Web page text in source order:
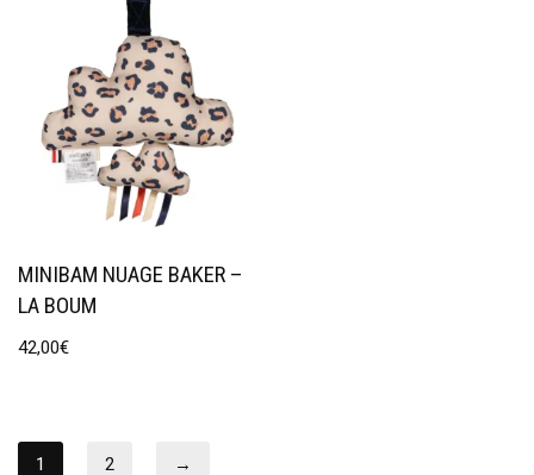
MINIBAM NUAGE BAKER –
LA BOUM
42,00€
1 2 →